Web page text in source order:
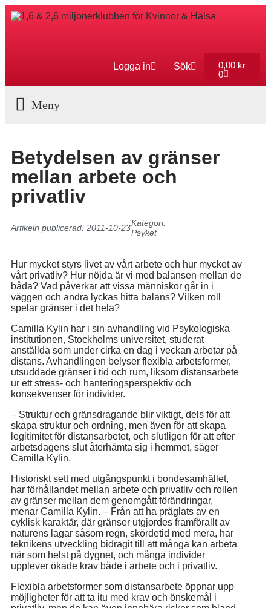
Logga in Sök 0,00 kr
0
Betydelsen av gränser
mellan arbete och
privatliv
Artikeln publicerad: 2011-10-23Kategori:
Psyket
Hur mycket styrs livet av vårt arbete och hur mycket av
vårt privatliv? Hur nöjda är vi med balansen mellan de
båda? Vad påverkar att vissa människor går in i
väggen och andra lyckas hitta balans? Vilken roll
spelar gränser i det hela?
Camilla Kylin har i sin avhandling vid Psykologiska
institutionen, Stockholms universitet, studerat
anställda som under cirka en dag i veckan arbetar på
distans. Avhandlingen belyser flexibla arbetsformer,
utsuddade gränser i tid och rum, liksom distansarbete
ur ett stress- och hanteringsperspektiv och
konsekvenser för individer.
– Struktur och gränsdragande blir viktigt, dels för att
skapa struktur och ordning, men även för att skapa
legitimitet för distansarbetet, och slutligen för att efter
arbetsdagens slut återhämta sig i hemmet, säger
Camilla Kylin.
Historiskt sett med utgångspunkt i bondesamhället,
har förhållandet mellan arbete och privatliv och rollen
av gränser mellan dem genomgått förändringar,
menar Camilla Kylin. – Från att ha präglats av en
cyklisk karaktär, där gränser utgjordes framförallt av
naturens lagar såsom regn, skördetid med mera, har
teknikens utveckling bidragit till att många kan arbeta
när som helst på dygnet, och många individer
upplever ökade krav både i arbete och i privatliv.
Flexibla arbetsformer som distansarbete öppnar upp
möjligheter för att ta itu med krav och önskemål i